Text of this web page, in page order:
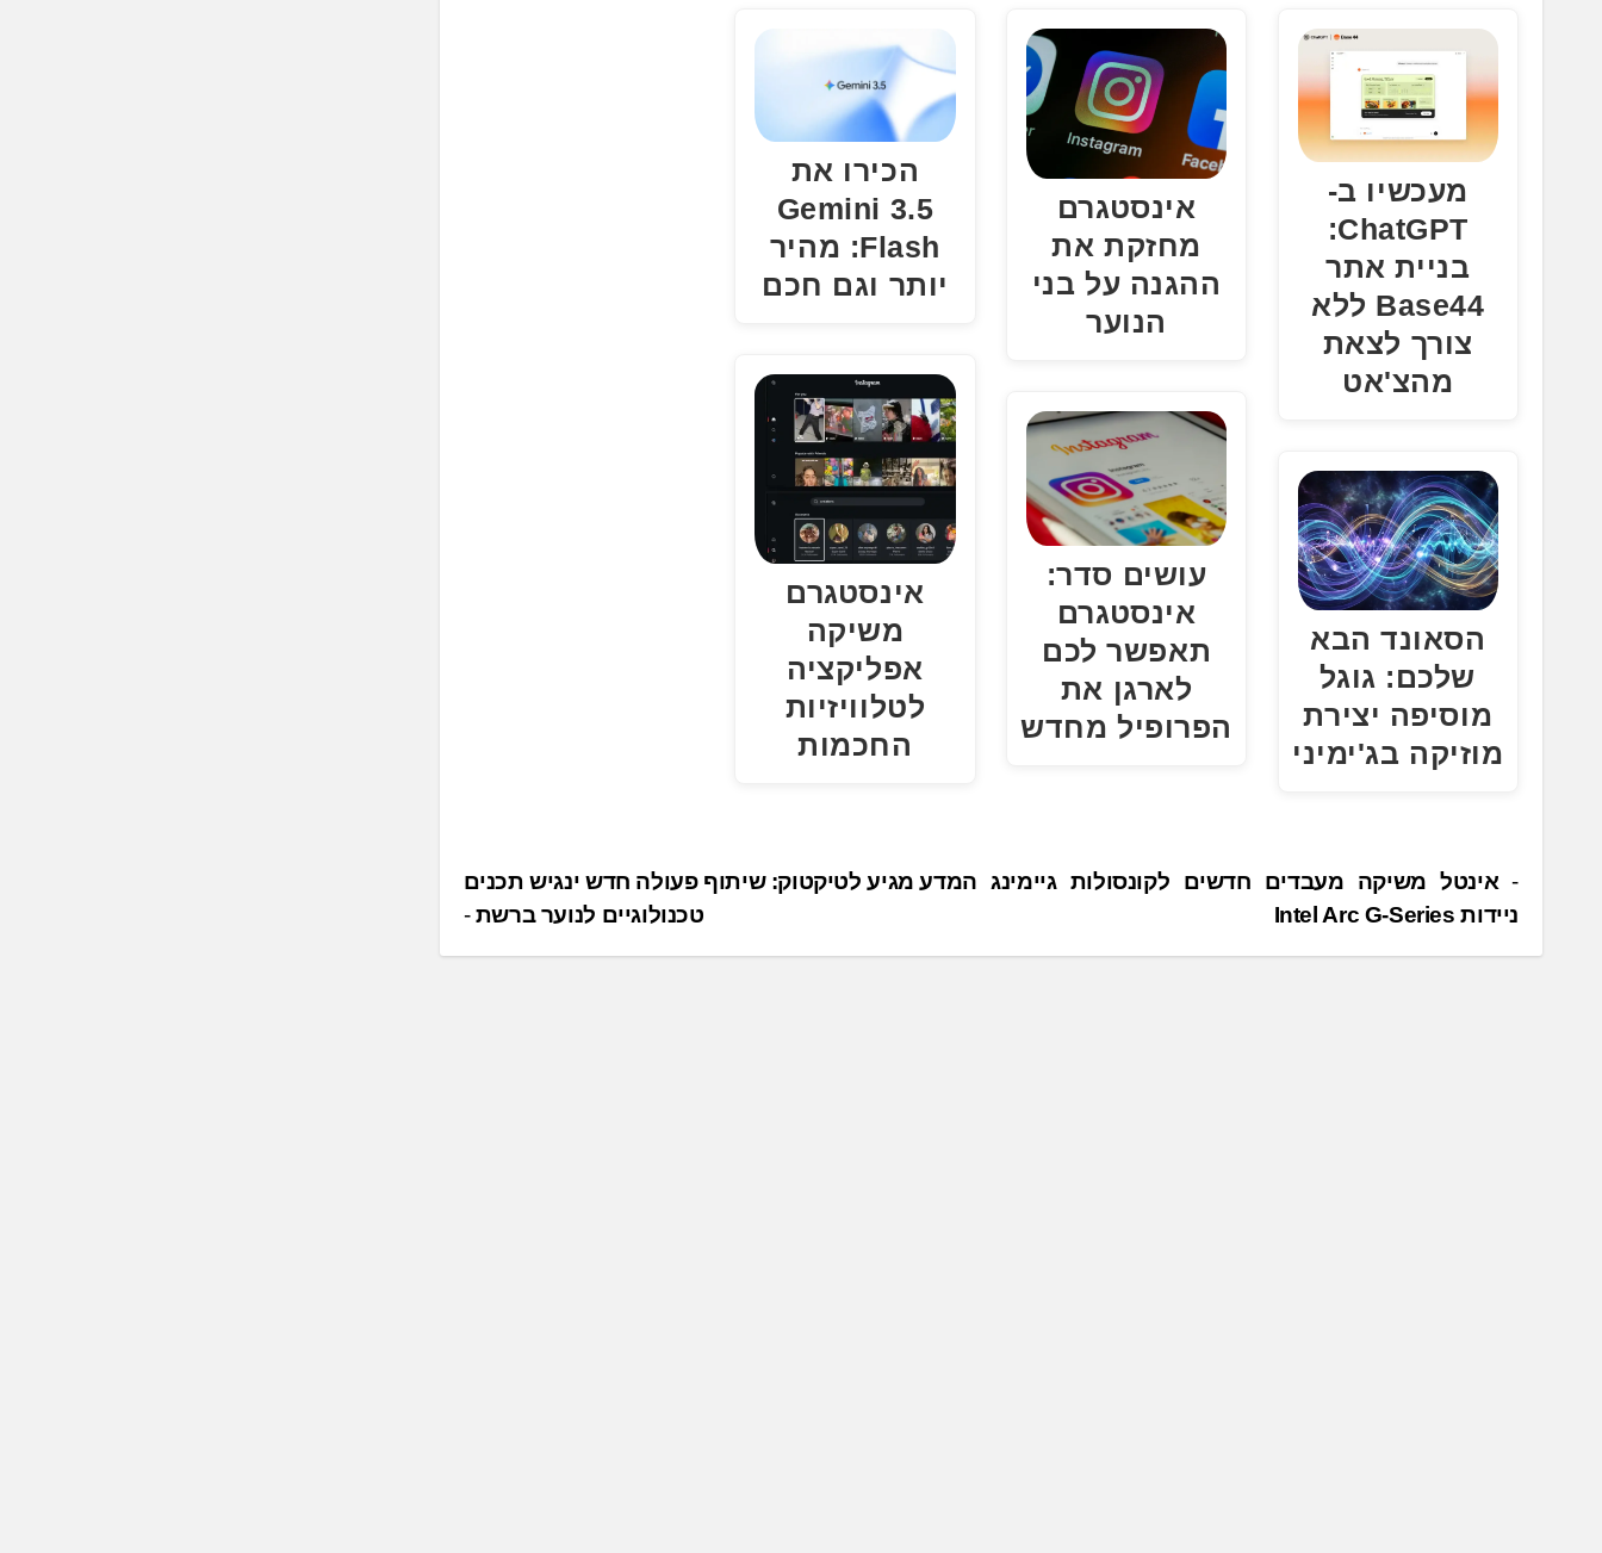
.
מעכשיו ב-
ChatGPT:
בניית אתר
Base44 ללא
צורך לצאת
מהצ'אט
הסאונד הבא
שלכם: גוגל
מוסיפה יצירת
מוזיקה בג'ימיני
אינסטגרם
מחזקת את
ההגנה על בני
הנוער
עושים סדר:
אינסטגרם
תאפשר לכם
לארגן את
הפרופיל מחדש
הכירו את
Gemini 3.5
Flash: מהיר
יותר וגם חכם
אינסטגרם
משיקה
אפליקציה
לטלוויזיות
החכמות
נ
י
ו
המדע מגיע לטיקטוק: שיתוף פעולה חדש ינגיש תכנים
טכנולוגיים לנוער ברשת
אינטל משיקה מעבדים חדשים לקונסולות גיימינג
ניידות Intel Arc G-Series